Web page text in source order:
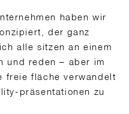
haben wir
der ganz
alle sitzen an einem
und reden – aber im
freie fläche verwandelt
präsentationen zu